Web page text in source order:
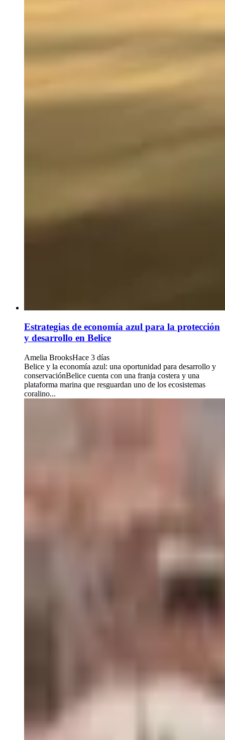
Estrategias de economía azul para la protección
y desarrollo en Belice
Amelia BrooksHace 3 días
Belice y la economía azul: una oportunidad para desarrollo y
conservaciónBelice cuenta con una franja costera y una
plataforma marina que resguardan uno de los ecosistemas
coralino...